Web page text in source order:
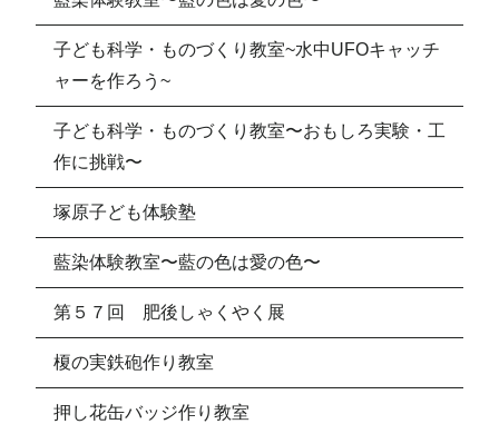
子ども科学・ものづくり教室~水中UFOキャッチ
ャーを作ろう~
子ども科学・ものづくり教室〜おもしろ実験・工
作に挑戦〜
塚原子ども体験塾
藍染体験教室〜藍の色は愛の色〜
第５７回 肥後しゃくやく展
榎の実鉄砲作り教室
押し花缶バッジ作り教室